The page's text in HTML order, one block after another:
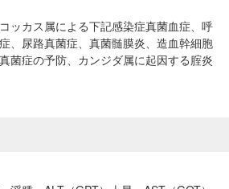
ッカス属による下記感染症真菌血症、呼
、尿路真菌症、真菌髄膜炎、造血幹細胞
菌症の予防、カンジダ属に起因する腟炎